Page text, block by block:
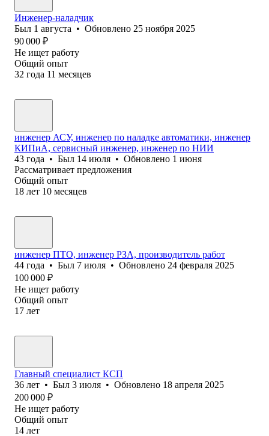
Инженер-наладчик
Был 1 августа • Обновлено 25 ноября 2025
90 000 ₽
Не ищет работу
Общий опыт
32 года 11 месяцев
инженер АСУ, инженер по наладке автоматики, инженер
КИПиА, сервисный инженер, инженер по НИИ
43 года • Был 14 июля • Обновлено 1 июня
Рассматривает предложения
Общий опыт
18 лет 10 месяцев
инженер ПТО, инженер РЗА, производитель работ
44 года • Был 7 июля • Обновлено 24 февраля 2025
100 000 ₽
Не ищет работу
Общий опыт
17 лет
Главный специалист КСП
36 лет • Был 3 июля • Обновлено 18 апреля 2025
200 000 ₽
Не ищет работу
Общий опыт
14 лет